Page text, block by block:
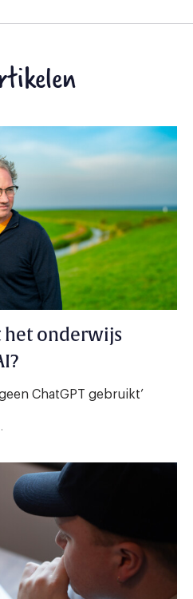
het onderwijs
ChatGPT gebruikt’